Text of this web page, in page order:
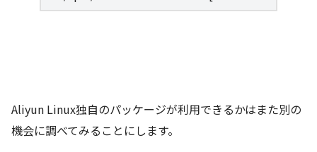
Aliyun Linux独自のパッケージが利用できるかはまた別の
機会に調べてみることにします。